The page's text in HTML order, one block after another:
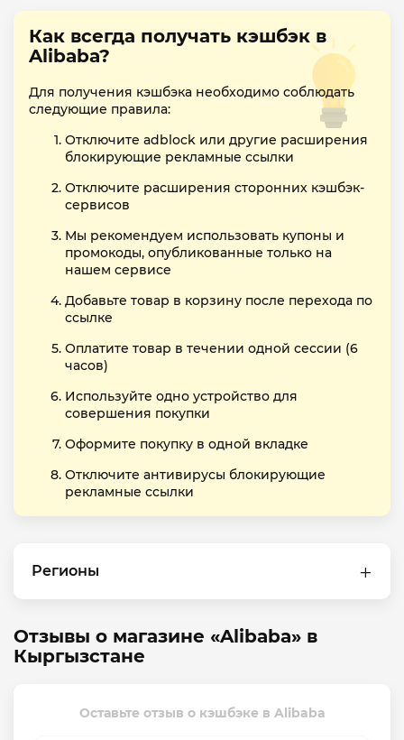
Как всегда получать кэшбэк в
Alibaba?
Для получения кэшбэка необходимо соблюдать
следующие правила:
Отключите adblock или другие расширения
блокирующие рекламные ссылки
Отключите расширения сторонних кэшбэк-
сервисов
Мы рекомендуем использовать купоны и
промокоды, опубликованные только на
нашем сервисе
Добавьте товар в корзину после перехода по
ссылке
Оплатите товар в течении одной сессии (6
часов)
Используйте одно устройство для
совершения покупки
Оформите покупку в одной вкладке
Отключите антивирусы блокирующие
рекламные ссылки
Регионы
Отзывы о магазине «Alibaba» в
Кыргызстане
Оставьте отзыв о кэшбэке в Alibaba